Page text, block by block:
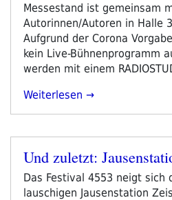
Messestand ist gemeinsam
Autorinnen/Autoren in Halle
Aufgrund der Corona
kein Live-Bühnenprogramm
werden mit einem
„FBM21-
–
Mittwoch“
Weiterlesen
Veröffentlicht
Und zuletzt:
Das Festival 4553 neigt sich
lauschigen Jausenstation